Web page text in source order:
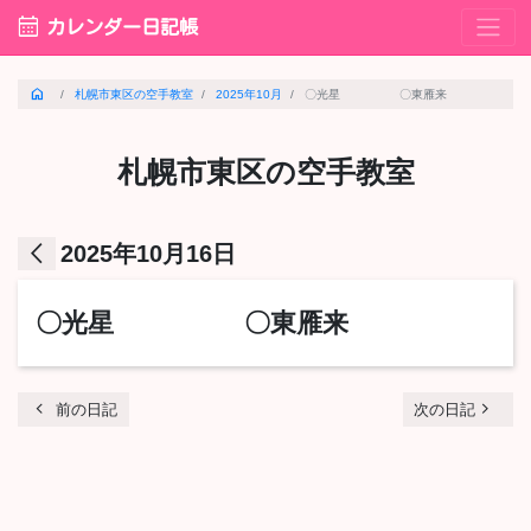
calendar_month カレンダー日記帳
home 札幌市東区の空手教室 2025年10月 〇光星 〇東雁来
札幌市東区の空手教室
arrow_back_ios 2025年10月16日
〇光星 〇東雁来
chevron_left 前の日記 次の日記 navigate_next